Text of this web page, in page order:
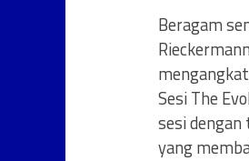
Beragam
Sesi The
sesi dengan
yang